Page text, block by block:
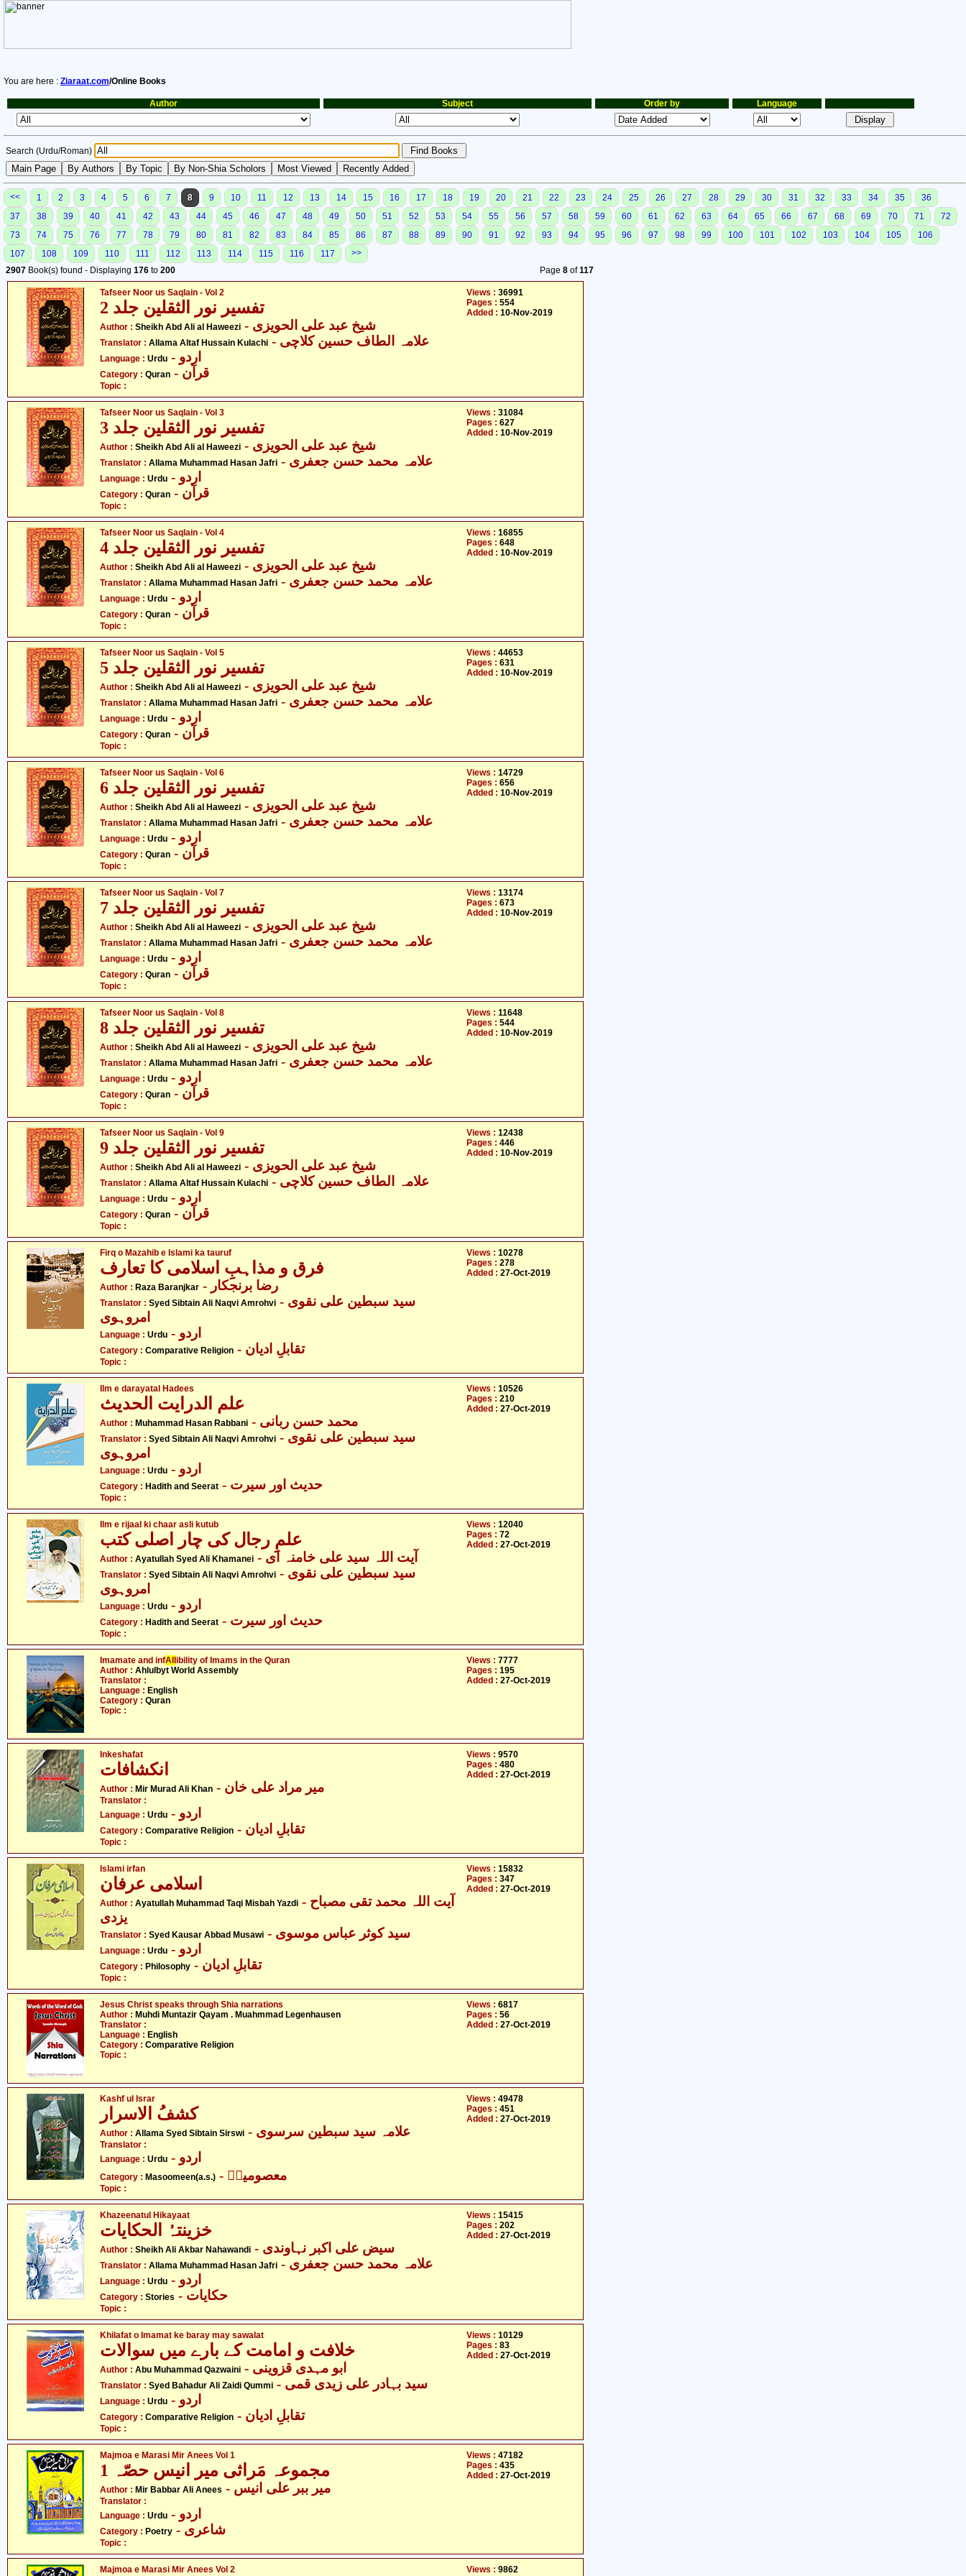
You are here : Ziaraat.com/Online Books
Author Subject Order by Language
Search (Urdu/Roman)
<< 1 2 3 4 5 6 7 8 9 10 11 12 13 14 15 16 17 18 19 20 21 22 23 24 25 26 27 28 29 30 31 32 33 34 35
36
37
38 39 40 41 42 43 44 45 46 47 48 49 50 51 52 53 54 55 56 57 58 59 60 61 62 63 64 65 66 67 68 69 70 71
72
73
74 75 76 77 78 79 80 81 82 83 84 85 86 87 88 89 90 91 92 93 94 95 96 97 98 99 100 101 102 103 104 105
106
107
108 109 110 111 112 113 114 115 116 117
>>
2907 Book(s) found - Displaying 176 to 200 Page 8 of117
Tafseer Noor us Saqlain - Vol 2
تفسیر نور الثقلین جلد 2
Author : Sheikh Abd Ali al Haweezi - شیخ عبد علی الحویزی
Translator : Allama Altaf Hussain Kulachi - علامہ الطاف حسین کلاچی
Language : Urdu - اردو
Category : Quran - قرآن
Topic :
Views : 36991
Pages : 554
Added : 10-Nov-2019
Tafseer Noor us Saqlain - Vol 3
تفسیر نور الثقلین جلد 3
Author : Sheikh Abd Ali al Haweezi - شیخ عبد علی الحویزی
Translator : Allama Muhammad Hasan Jafri - علامہ محمد حسن جعفری
Language : Urdu - اردو
Category : Quran - قرآن
Topic :
Views : 31084
Pages : 627
Added : 10-Nov-2019
Tafseer Noor us Saqlain - Vol 4
تفسیر نور الثقلین جلد 4
Author : Sheikh Abd Ali al Haweezi - شیخ عبد علی الحویزی
Translator : Allama Muhammad Hasan Jafri - علامہ محمد حسن جعفری
Language : Urdu - اردو
Category : Quran - قرآن
Topic :
Views : 16855
Pages : 648
Added : 10-Nov-2019
Tafseer Noor us Saqlain - Vol 5
تفسیر نور الثقلین جلد 5
Author : Sheikh Abd Ali al Haweezi - شیخ عبد علی الحویزی
Translator : Allama Muhammad Hasan Jafri - علامہ محمد حسن جعفری
Language : Urdu - اردو
Category : Quran - قرآن
Topic :
Views : 44653
Pages : 631
Added : 10-Nov-2019
Tafseer Noor us Saqlain - Vol 6
تفسیر نور الثقلین جلد 6
Author : Sheikh Abd Ali al Haweezi - شیخ عبد علی الحویزی
Translator : Allama Muhammad Hasan Jafri - علامہ محمد حسن جعفری
Language : Urdu - اردو
Category : Quran - قرآن
Topic :
Views : 14729
Pages : 656
Added : 10-Nov-2019
Tafseer Noor us Saqlain - Vol 7
تفسیر نور الثقلین جلد 7
Author : Sheikh Abd Ali al Haweezi - شیخ عبد علی الحویزی
Translator : Allama Muhammad Hasan Jafri - علامہ محمد حسن جعفری
Language : Urdu - اردو
Category : Quran - قرآن
Topic :
Views : 13174
Pages : 673
Added : 10-Nov-2019
Tafseer Noor us Saqlain - Vol 8
تفسیر نور الثقلین جلد 8
Author : Sheikh Abd Ali al Haweezi - شیخ عبد علی الحویزی
Translator : Allama Muhammad Hasan Jafri - علامہ محمد حسن جعفری
Language : Urdu - اردو
Category : Quran - قرآن
Topic :
Views : 11648
Pages : 544
Added : 10-Nov-2019
Tafseer Noor us Saqlain - Vol 9
تفسیر نور الثقلین جلد 9
Author : Sheikh Abd Ali al Haweezi - شیخ عبد علی الحویزی
Translator : Allama Altaf Hussain Kulachi - علامہ الطاف حسین کلاچی
Language : Urdu - اردو
Category : Quran - قرآن
Topic :
Views : 12438
Pages : 446
Added : 10-Nov-2019
Firq o Mazahib e Islami ka tauruf
فرق و مذاہبِ اسلامی کا تعارف
Author : Raza Baranjkar - رضا برنجکار
Translator : Syed Sibtain Ali Naqvi Amrohvi - سید سبطین علی نقوی
امروہوی
Language : Urdu - اردو
Category : Comparative Religion - تقابلِ ادیان
Topic :
Views : 10278
Pages : 278
Added : 27-Oct-2019
Ilm e darayatal Hadees
علم الدرایت الحدیث
Author : Muhammad Hasan Rabbani - محمد حسن ربانی
Translator : Syed Sibtain Ali Naqvi Amrohvi - سید سبطین علی نقوی
امروہوی
Language : Urdu - اردو
Category : Hadith and Seerat - حدیث اور سیرت
Topic :
Views : 10526
Pages : 210
Added : 27-Oct-2019
Ilm e rijaal ki chaar asli kutub
علمِ رجال کی چار اصلی کتب
Author : Ayatullah Syed Ali Khamanei - آیت اللہ سید علی خامنہ ای
Translator : Syed Sibtain Ali Naqvi Amrohvi - سید سبطین علی نقوی
امروہوی
Language : Urdu - اردو
Category : Hadith and Seerat - حدیث اور سیرت
Topic :
Views : 12040
Pages : 72
Added : 27-Oct-2019
Imamate and infAll ibility of Imams in the Quran
Author : Ahlulbyt World Assembly
Translator :
Language : English
Category : Quran
Topic :
Views : 7777
Pages : 195
Added : 27-Oct-2019
Inkeshafat
انکشافات
Author : Mir Murad Ali Khan - میر مراد علی خان
Translator :
Language : Urdu - اردو
Category : Comparative Religion - تقابلِ ادیان
Topic :
Views : 9570
Pages : 480
Added : 27-Oct-2019
Islami irfan
اسلامی عرفان
Author : Ayatullah Muhammad Taqi Misbah Yazdi - آیت اللہ محمد تقی مصباح
یزدی
Translator : Syed Kausar Abbad Musawi - سید کوثر عباس موسوی
Language : Urdu - اردو
Category : Philosophy - تقابلِ ادیان
Topic :
Views : 15832
Pages : 347
Added : 27-Oct-2019
Jesus Christ speaks through Shia narrations
Author : Muhdi Muntazir Qayam . Muahmmad Legenhausen
Translator :
Language : English
Category : Comparative Religion
Topic :
Views : 6817
Pages : 56
Added : 27-Oct-2019
Kashf ul Israr
کشفُ الاسرار
Author : Allama Syed Sibtain Sirswi - علامہ سید سبطین سرسوی
Translator :
Language : Urdu - اردو
Category : Masoomeen(a.s.) - معصومینؑ
Topic :
Views : 49478
Pages : 451
Added : 27-Oct-2019
Khazeenatul Hikayaat
خزینتہُ الحکایات
Author : Sheikh Ali Akbar Nahawandi - سیض علی اکبر نہاوندی
Translator : Allama Muhammad Hasan Jafri - علامہ محمد حسن جعفری
Language : Urdu - اردو
Category : Stories - حکایات
Topic :
Views : 15415
Pages : 202
Added : 27-Oct-2019
Khilafat o Imamat ke baray may sawalat
خلافت و امامت کے بارے میں سوالات
Author : Abu Muhammad Qazwaini - ابو مہدی قزوینی
Translator : Syed Bahadur Ali Zaidi Qummi - سید بہادر علی زیدی قمی
Language : Urdu - اردو
Category : Comparative Religion - تقابلِ ادیان
Topic :
Views : 10129
Pages : 83
Added : 27-Oct-2019
Majmoa e Marasi Mir Anees Vol 1
مجموعہ مَراثی میر انیس حصّہ 1
Author : Mir Babbar Ali Anees - میر ببر علی انیس
Translator :
Language : Urdu - اردو
Category : Poetry - شاعری
Topic :
Views : 47182
Pages : 435
Added : 27-Oct-2019
Majmoa e Marasi Mir Anees Vol 2 Views : 9862